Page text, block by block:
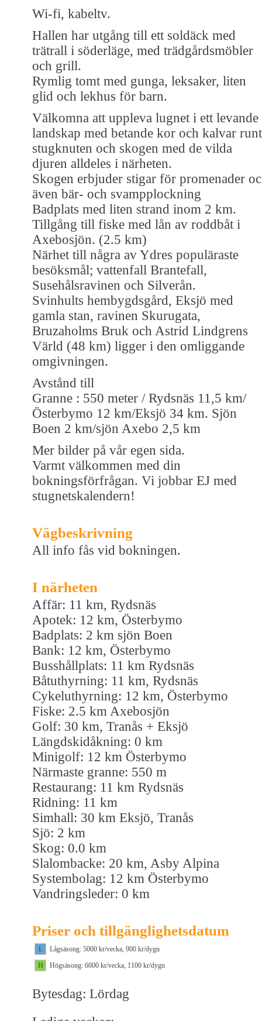
Wi-fi, kabeltv.
Hallen har utgång till ett soldäck med
trätrall i söderläge, med trädgårdsmöbler
och grill.
Rymlig tomt med gunga, leksaker, liten
glid och lekhus för barn.
Välkomna att uppleva lugnet i ett levande
landskap med betande kor och kalvar runt
stugknuten och skogen med de vilda
djuren alldeles i närheten.
Skogen erbjuder stigar för promenader
även bär- och svampplockning
Badplats med liten strand inom 2 km.
Tillgång till fiske med lån av roddbåt i
Axebosjön. (2.5 km)
Närhet till några av Ydres populäraste
besöksmål; vattenfall Brantefall,
Susehålsravinen och Silverån.
Svinhults hembygdsgård, Eksjö med
gamla stan, ravinen Skurugata,
Bruzaholms Bruk och Astrid Lindgrens
Värld (48 km) ligger i den omliggande
omgivningen.
Avstånd till
Granne : 550 meter / Rydsnäs 11,5 km/
Österbymo 12 km/Eksjö 34 km. Sjön
Boen 2 km/sjön Axebo 2,5 km
Mer bilder på vår egen sida.
Varmt välkommen med din
bokningsförfrågan. Vi jobbar EJ med
stugnetskalendern!
Vägbeskrivning
All info fås vid bokningen.
I närheten
Affär: 11 km, Rydsnäs
Apotek: 12 km, Österbymo
Badplats: 2 km sjön Boen
Bank: 12 km, Österbymo
Busshållplats: 11 km Rydsnäs
Båtuthyrning: 11 km, Rydsnäs
Cykeluthyrning: 12 km, Österbymo
Fiske: 2.5 km Axebosjön
Golf: 30 km, Tranås + Eksjö
Längdskidåkning: 0 km
Minigolf: 12 km Österbymo
Närmaste granne: 550 m
Restaurang: 11 km Rydsnäs
Ridning: 11 km
Simhall: 30 km Eksjö, Tranås
Sjö: 2 km
Skog: 0.0 km
Slalombacke: 20 km, Asby Alpina
Systembolag: 12 km Österbymo
Vandringsleder: 0 km
Priser och tillgänglighetsdatum
L
Lågsäsong: 5000 kr/vecka, 900 kr/dygn
H
Högsäsong: 6000 kr/vecka, 1100 kr/dygn
Bytesdag: Lördag